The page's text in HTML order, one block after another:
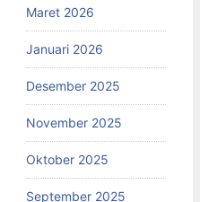
Maret 2026
Januari 2026
Desember 2025
November 2025
Oktober 2025
September 2025